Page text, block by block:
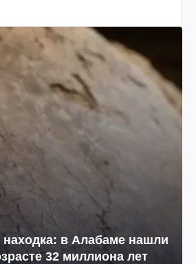
находка: в Алабаме нашли
32 миллиона лет